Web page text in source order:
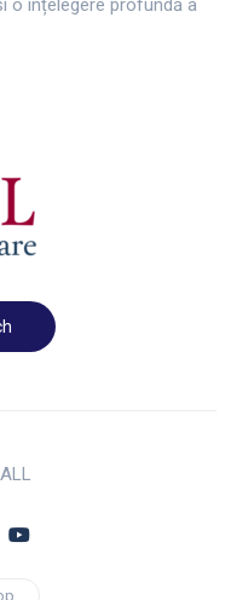
o înțelegere profundă a